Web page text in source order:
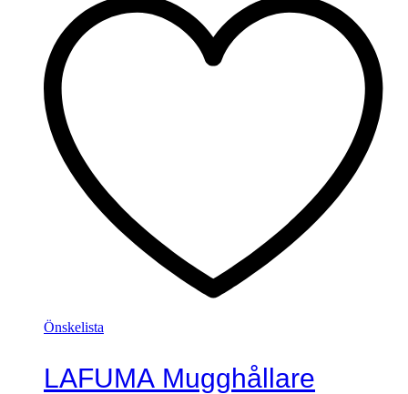
Önskelista
LAFUMA Mugghållare